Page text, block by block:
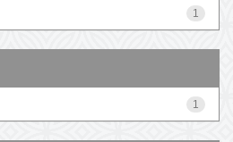
1
1